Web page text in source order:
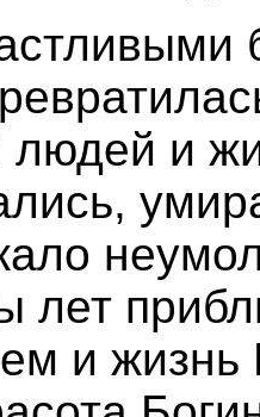
людей и
лет
и жизнь